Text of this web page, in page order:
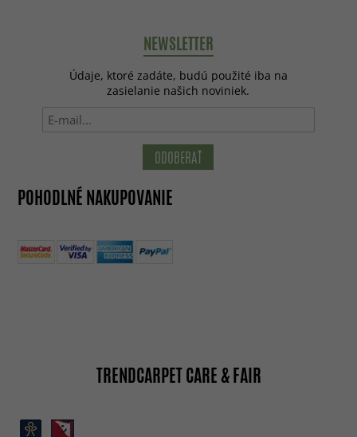
NEWSLETTER
Údaje, ktoré zadáte, budú použité iba na
zasielanie našich noviniek.
ODOBERAŤ
POHODLNÉ NAKUPOVANIE
TRENDCARPET CARE & FAIR